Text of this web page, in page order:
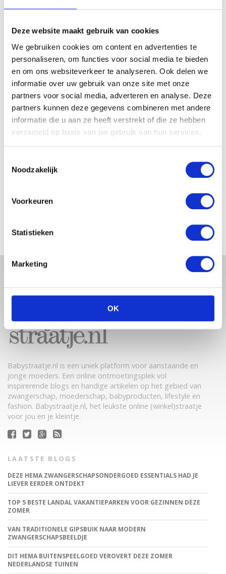
Deze website maakt gebruik van cookies
We gebruiken cookies om content en advertenties te
personaliseren, om functies voor social media te bieden
en om ons websiteverkeer te analyseren. Ook delen we
informatie over uw gebruik van onze site met onze
partners voor social media, adverteren en analyse. Deze
partners kunnen deze gegevens combineren met andere
informatie die u aan ze heeft verstrekt of die ze hebben
verzameld op basis van uw gebruik van hun services.
Noodzakelijk
Voorkeuren
Statistieken
Marketing
OK
KIM KÖTTER DEELT PRACHTIGE
GEZINSFOTO MET HAAR
MANNEN
JOSJE HUISMAN SHOWT
BABYBUIK OP IBIZA
PRACHTIGE FOTO MET BABY
Babystraatje.nl is een uniek platform voor aanstaande en
jonge moeders. Een online ontmoetingsplek vol
inspirerende blogs en handige artikelen op het gebied van
zwangerschap, moederschap, babyproducten, lifestyle en
fashion. Babystraatje.nl, het leukste online (winkel)straatje
voor jou en je kleintje.
LAATSTE BLOGS
DEZE HEMA ZWANGERSCHAPSONDERGOED ESSENTIALS HAD JE
LIEVER EERDER ONTDEKT
TOP 5 BESTE LANDAL VAKANTIEPARKEN VOOR GEZINNEN DEZE
ZOMER
VAN TRADITIONELE GIPSBUIK NAAR MODERN
ZWANGERSCHAPSBEELDJE
DIT HEMA BUITENSPEELGOED VEROVERT DEZE ZOMER
NEDERLANDSE TUINEN